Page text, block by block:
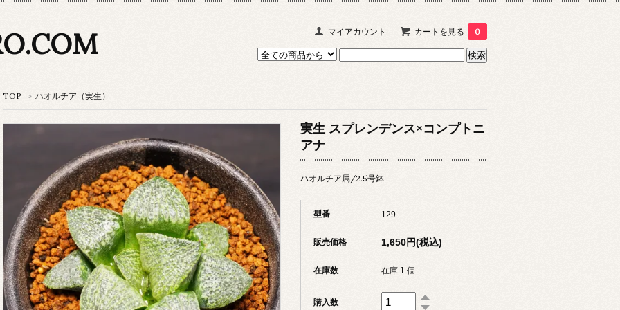
マイアカウント カートを見る 0
TOP > ハオルチア（実生）
実生 スプレンデンス×コンプトニ
アナ
ハオルチア属/2.5号鉢
型番 129
販売価格 1,650円(税込)
在庫数 在庫 1 個
購入数